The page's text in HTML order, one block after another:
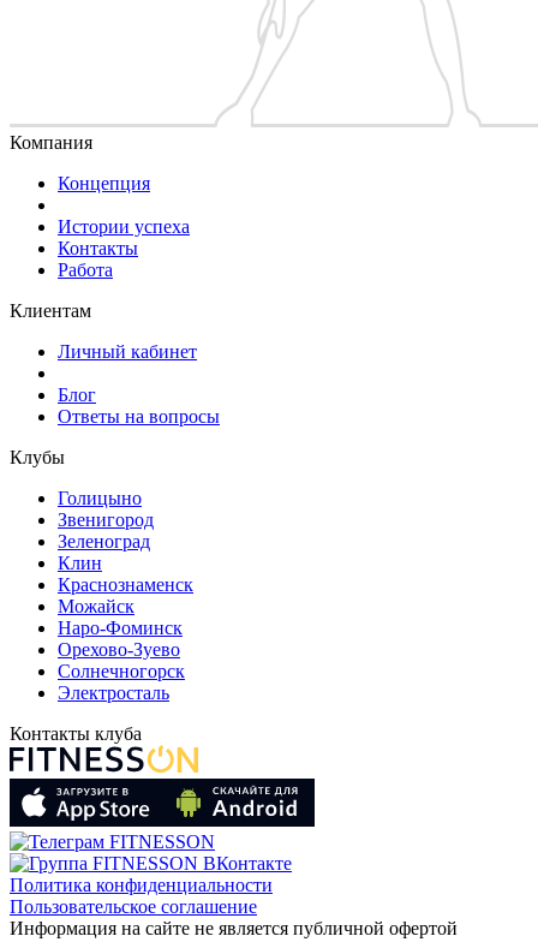
Компания
Концепция
Истории успеха
Контакты
Работа
Клиентам
Личный кабинет
Блог
Ответы на вопросы
Клубы
Голицыно
Звенигород
Зеленоград
Клин
Краснознаменск
Можайск
Наро-Фоминск
Орехово-Зуево
Солнечногорск
Электросталь
Контакты клуба
Политика конфиденциальности
Пользовательское соглашение
Информация на сайте не является публичной офертой